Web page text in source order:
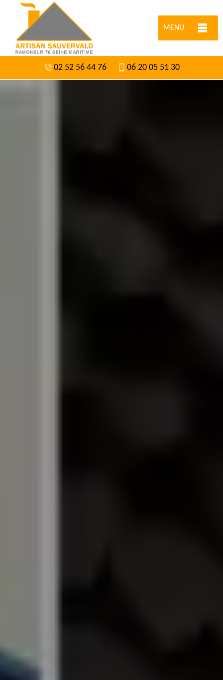
MENU
02 52 56 44 76 06 20 05 51 30